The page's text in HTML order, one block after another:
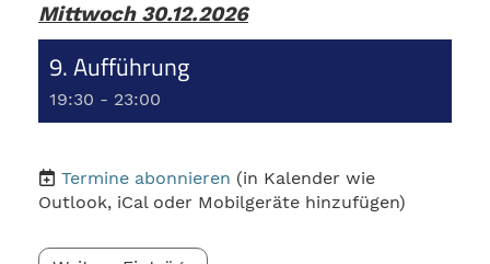
Mittwoch 30.12.2026
9. Aufführung
19:30 - 23:00
Termine abonnieren (in Kalender wie
Outlook, iCal oder Mobilgeräte hinzufügen)